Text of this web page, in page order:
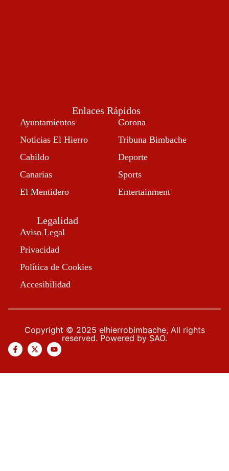
Enlaces Rápidos
Ayuntamientos
Noticias El Hierro
Cabildo
Canarias
El Mentidero
Gorona
Tribuna Bimbache
Deporte
Sports
Entertainment
Legalidad
Aviso Legal
Privacidad
Política de Cookies
Accesibilidad
Copyright © 2025 elhierrobimbache, All rights
reserved. Powered by SAO.